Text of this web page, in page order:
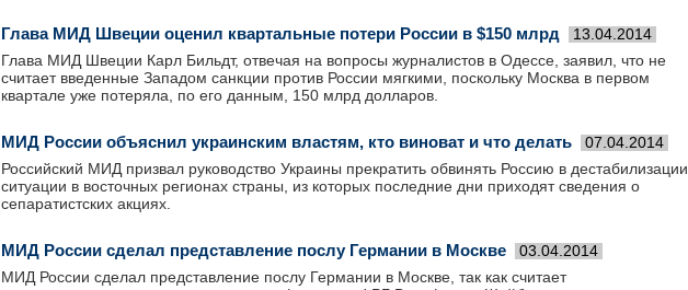
Глава МИД Швеции оценил квартальные потери России в $150 млрд 13.04.2014
Глава МИД Швеции Карл Бильдт, отвечая на вопросы журналистов в Одессе, заявил, что не
считает введенные Западом санкции против России мягкими, поскольку Москва в первом
квартале уже потеряла, по его данным, 150 млрд долларов.
МИД России объяснил украинским властям, кто виноват и что делать 07.04.2014
Российский МИД призвал руководство Украины прекратить обвинять Россию в дестабилизации
ситуации в восточных регионах страны, из которых последние дни приходят сведения о
сепаратистских акциях.
МИД России сделал представление послу Германии в Москве 03.04.2014
МИД России сделал представление послу Германии в Москве, так как считает